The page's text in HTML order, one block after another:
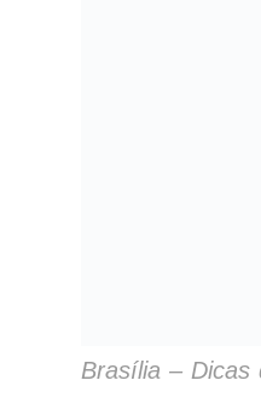
Brasília – Dicas